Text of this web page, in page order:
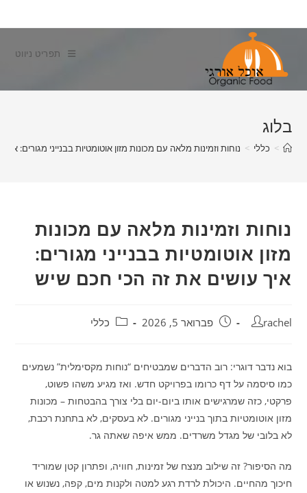
to
תפריט ניווט
בלוג
> כללי > נוחות וזמינות מלאה עם מכונות מזון אוטומטיות בבנייני מגורים:
נוחות וזמינות מלאה עם מכונות
מזון אוטומטיות בבנייני מגורים:
איך עושים את זה הכי חכם שיש
מחבר:
rachel פורסם:פברואר 5, 2026 קטגוריה:
כללי
בוא נדבר דוגרי: רוב הדברים שמבטיחים “נוחות מקסימלית” נשמעים
כמו סיסמה על דף כרומו בפרויקט חדש. ואז מגיע משהו פשוט,
פרקטי, כזה שמרגישים אותו ביום-יום בלי צורך בהבטחות – מכונות
מזון אוטומטיות בתוך בנייני מגורים. לא בעסקים, לא בתחנת רכבת,
לא בלובי של מגדל משרדים. ממש איפה שאתה גר.
מה הסיפור? זה שילוב מנצח של זמינות, חוויה, ופתרון קטן שמוריד
חיכוך מהחיים. היכולת לרדת רגע למטה ולקנות מים, קפה, נשנוש או